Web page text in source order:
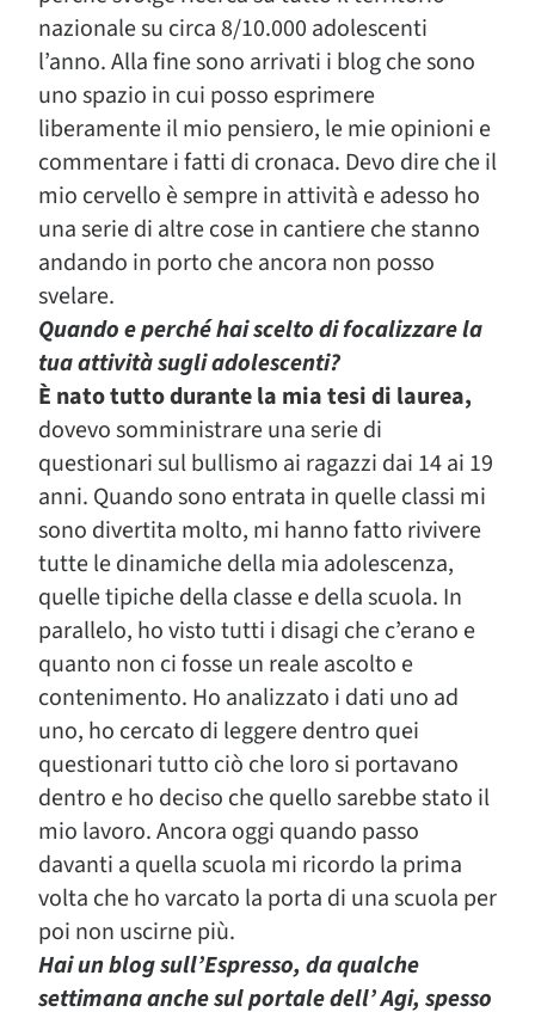
nazionale su circa 8/10.000 adolescenti
l’anno. Alla fine sono arrivati i blog che sono
uno spazio in cui posso esprimere
liberamente il mio pensiero, le mie opinioni e
commentare i fatti di cronaca. Devo dire che il
mio cervello è sempre in attività e adesso ho
una serie di altre cose in cantiere che stanno
andando in porto che ancora non posso
svelare.
Quando e perché hai scelto di focalizzare la
tua attività sugli adolescenti?
È nato tutto durante la mia tesi di laurea,
dovevo somministrare una serie di
questionari sul bullismo ai ragazzi dai 14 ai 19
anni. Quando sono entrata in quelle classi mi
sono divertita molto, mi hanno fatto rivivere
tutte le dinamiche della mia adolescenza,
quelle tipiche della classe e della scuola. In
parallelo, ho visto tutti i disagi che c’erano e
quanto non ci fosse un reale ascolto e
contenimento. Ho analizzato i dati uno ad
uno, ho cercato di leggere dentro quei
questionari tutto ciò che loro si portavano
dentro e ho deciso che quello sarebbe stato il
mio lavoro. Ancora oggi quando passo
davanti a quella scuola mi ricordo la prima
volta che ho varcato la porta di una scuola per
poi non uscirne più.
Hai un blog sull’Espresso, da qualche
settimana anche sul portale dell’ Agi, spesso